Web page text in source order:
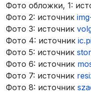
Фото обложки, 1:
Фото 2: источник
Фото 3: источник
Фото 4: источник
Фото 5: источник
Фото 6: источник
Фото 7: источник
Фото 8: источник